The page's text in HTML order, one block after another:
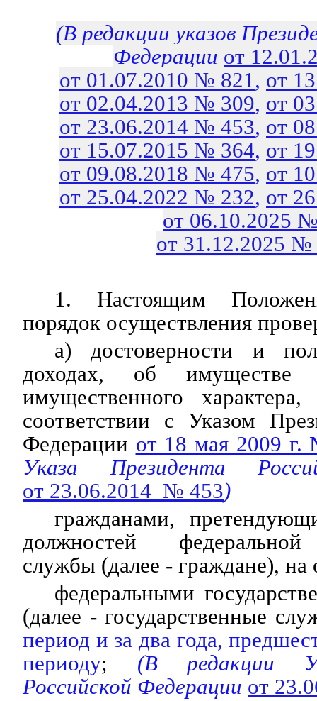
(В редакции указов
Федерации от
от 01.07.2010 № 821, от
от 02.04.2013 № 309, от
от 23.06.2014 № 453, от
от 15.07.2015 № 364, от
от 09.08.2018 № 475, от
от 25.04.2022 № 232, от
от 06.10.2025
от 31.12.2025 №
1. Настоящим
порядок осуществления
а) достоверности и
доходах, об имуществе и
имущественного
соответствии с Указом
Федерации от 18 мая 2009
Указа Президента
от 23.06.2014 № 453)
гражданами,
должностей федеральной
службы (далее - граждане), на
федеральными
(далее - государственные
период и за два года,
периоду; (В редакции
Российской Федерации от